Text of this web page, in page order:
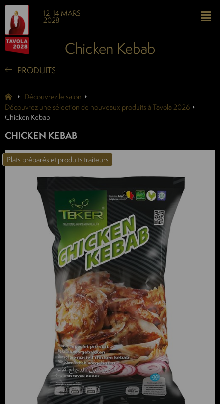
12-14 MARS
2028
Chicken Kebab
PRODUITS
Découvrez le salon
Découvrez une sélection de nouveaux produits à Tavola 2026
Chicken Kebab
CHICKEN KEBAB
Plats préparés et produits traiteurs